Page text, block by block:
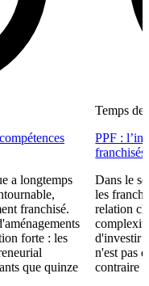
a longtemps
franchisé.
forte : les
que quinze
Temps de
PPF :
franchisés
Dans le
les
relation
d'investir
n'est pas
contraire